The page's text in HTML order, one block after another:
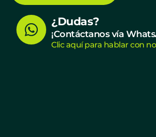
W
h
¿Dudas?
¡Contáctanos vía
Clic aquí para hablar con